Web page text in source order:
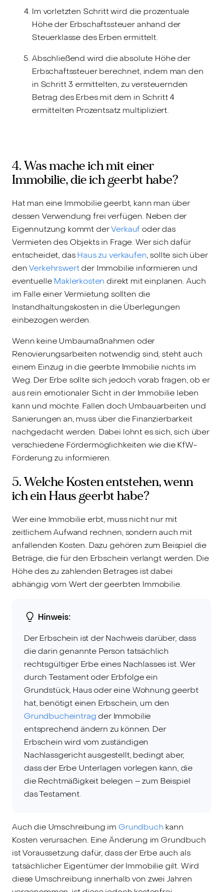
Im vorletzten Schritt wird die prozentuale
Höhe der Erbschaftssteuer anhand der
Steuerklasse des Erben ermittelt.
Abschließend wird die absolute Höhe der
Erbschaftssteuer berechnet, indem man den
in Schritt 3 ermittelten, zu versteuernden
Betrag des Erbes mit dem in Schritt 4
ermittelten Prozentsatz multipliziert.
4. Was mache ich mit einer
Immobilie, die ich geerbt habe?
Hat man eine Immobilie geerbt, kann man über
dessen Verwendung frei verfügen. Neben der
Eigennutzung kommt derVerkaufoder das
Vermieten des Objekts in Frage. Wer sich dafür
entscheidet, dasHaus zu verkaufen, sollte sich über
denVerkehrswertder Immobilie informieren und
eventuelleMaklerkosten direkt mit einplanen. Auch
im Falle einer Vermietung sollten die
Instandhaltungskosten in die Überlegungen
einbezogen werden.
Wenn keine Umbaumaßnahmen oder
Renovierungsarbeiten notwendig sind, steht auch
einem Einzug in die geerbte Immobilie nichts im
Weg. Der Erbe sollte sich jedoch vorab fragen, ob er
aus rein emotionaler Sicht in der Immobilie leben
kann und möchte. Fallen doch Umbauarbeiten und
Sanierungen an, muss über die Finanzierbarkeit
nachgedacht werden. Dabei lohnt es sich, sich über
verschiedene Fördermöglichkeiten wie die KfW-
Förderung zu informieren.
5. Welche Kosten entstehen, wenn
ich ein Haus geerbt habe?
Wer eine Immobilie erbt, muss nicht nur mit
zeitlichem Aufwand rechnen, sondern auch mit
anfallenden Kosten. Dazu gehören zum Beispiel die
Beträge, die für den Erbschein verlangt werden. Die
Höhe des zu zahlenden Betrages ist dabei
abhängig vom Wert der geerbten Immobilie.
Hinweis:
Der Erbschein ist der Nachweis darüber, dass
die darin genannte Person tatsächlich
rechtsgültiger Erbe eines Nachlasses ist. Wer
durch Testament oder Erbfolge ein
Grundstück, Haus oder eine Wohnung geerbt
hat, benötigt einen Erbschein, um den
Grundbucheintragder Immobilie
entsprechend ändern zu können. Der
Erbschein wird vom zuständigen
Nachlassgericht ausgestellt, bedingt aber,
dass der Erbe Unterlagen vorlegen kann, die
die Rechtmäßigkeit belegen – zum Beispiel
das Testament.
Auch die Umschreibung im Grundbuch kann
Kosten verursachen. Eine Änderung im Grundbuch
ist Voraussetzung dafür, dass der Erbe auch als
tatsächlicher Eigentümer der Immobilie gilt. Wird
diese Umschreibung innerhalb von zwei Jahren